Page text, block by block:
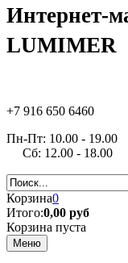
Интернет-
LUMIMER
+7 916 650 6460
Пн-Пт: 10.00 - 19.00
Сб: 12.00 - 18.00
Корзина0
Итого:0,00 руб
Корзина пуста
Меню